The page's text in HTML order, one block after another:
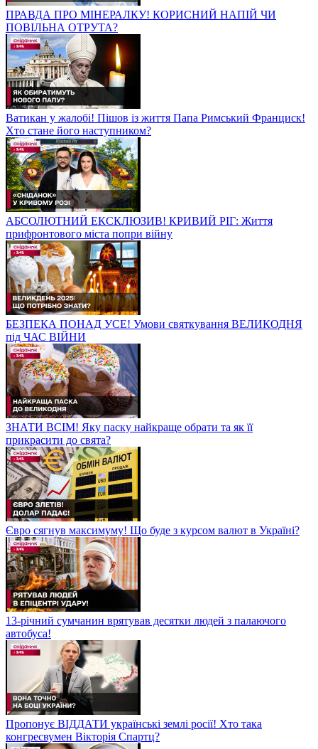
ПРАВДА ПРО МІНЕРАЛКУ! КОРИСНИЙ НАПІЙ ЧИ
ПОВІЛЬНА ОТРУТА?
Ватикан у жалобі! Пішов із життя Папа Римський Франциск!
Хто стане його наступником?
АБСОЛЮТНИЙ ЕКСКЛЮЗИВ! КРИВИЙ РІГ: Життя
прифронтового міста попри війну
БЕЗПЕКА ПОНАД УСЕ! Умови святкування ВЕЛИКОДНЯ
під ЧАС ВІЙНИ
ЗНАТИ ВСІМ! Яку паску найкраще обрати та як її
прикрасити до свята?
Євро сягнув максимуму! Що буде з курсом валют в Україні?
13-річний сумчанин врятував десятки людей з палаючого
автобуса!
Пропонує ВІДДАТИ українські землі росії! Хто така
конгресвумен Вікторія Спартц?